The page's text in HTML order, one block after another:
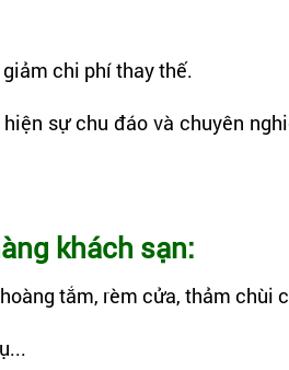
chi phí thay thế.
sự chu đáo và chuyên
khách sạn:
tắm, rèm cửa, thảm chùi